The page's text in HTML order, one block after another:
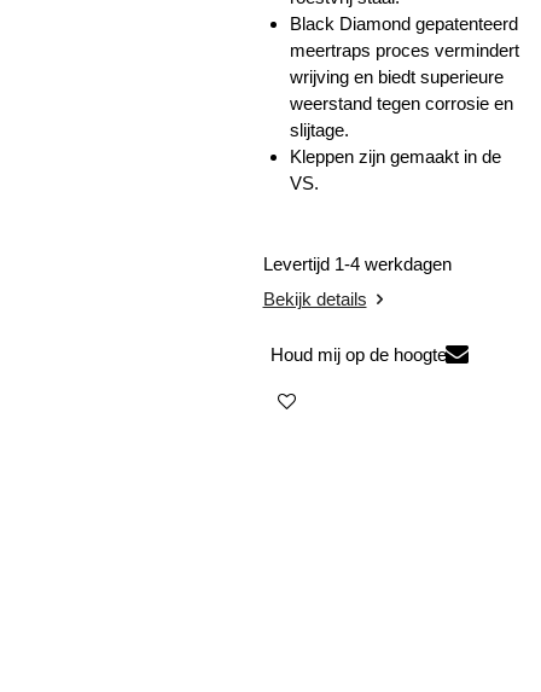
Black Diamond gepatenteerd
meertraps proces vermindert
wrijving en biedt superieure
weerstand tegen corrosie en
slijtage.
Kleppen zijn gemaakt in de
VS.
Levertijd 1-4 werkdagen
Bekijk details
Houd mij op de hoogte